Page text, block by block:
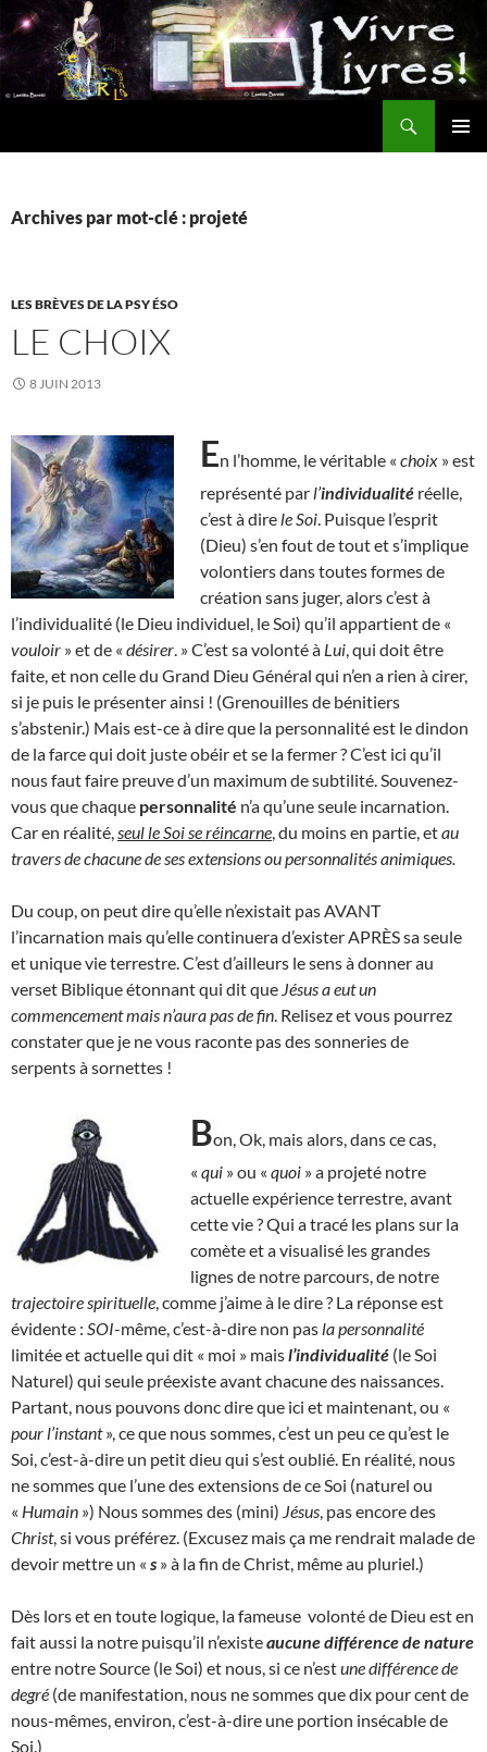
Aller
au
contenu
Archives par mot-clé : projeté
LES BRÈVES DE LA PSY ÉSO
LE CHOIX
8 JUIN 2013
En l’homme, le véritable « choix » est
représenté par l’individualité réelle,
c’est à dire le Soi . Puisque l’esprit
(Dieu) s’en fout de tout et s’implique
volontiers dans toutes formes de
création sans juger, alors c’est à
l’individualité (le Dieu individuel, le Soi) qu’il appartient de «
vouloir » et de « désirer . » C’est sa volonté à Lui , qui doit être
faite, et non celle du Grand Dieu Général qui n’en a rien à cirer,
si je puis le présenter ainsi ! (Grenouilles de bénitiers
s’abstenir.) Mais est-ce à dire que la personnalité est le dindon
de la farce qui doit juste obéir et se la fermer ? C’est ici qu’il
nous faut faire preuve d’un maximum de subtilité. Souvenez-
vous que chaque personnalité n’a qu’une seule incarnation.
Car en réalité, seul le Soi se réincarne , du moins en partie, etau
travers de chacune de ses extensions ou personnalités animiques.
Du coup, on peut dire qu’elle n’existait pas AVANT
l’incarnation mais qu’elle continuera d’exister APRÈS sa seule
et unique vie terrestre. C’est d’ailleurs le sens à donner au
verset Biblique étonnant qui dit que Jésus a eut un
commencement mais n’aura pas de fin . Relisez et vous pourrez
constater que je ne vous raconte pas des sonneries de
serpents à sornettes !
Bon, Ok, mais alors, dans ce cas,
« qui » ou « quoi » a projeté notre
actuelle expérience terrestre, avant
cette vie ? Qui a tracé les plans sur la
comète et a visualisé les grandes
lignes de notre parcours, de notre
trajectoire spirituelle , comme j’aime à le dire ? La réponse est
évidente : SOI-même, c’est-à-dire non pas la personnalité
limitée et actuelle qui dit « moi » maisl’individualité (le Soi
Naturel) qui seule préexiste avant chacune des naissances.
Partant, nous pouvons donc dire que ici et maintenant, ou «
pour l’instant», ce que nous sommes, c’est un peu ce qu’est le
Soi, c’est-à-dire un petit dieu qui s’est oublié. En réalité, nous
ne sommes que l’une des extensions de ce Soi (naturel ou
« Humain ») Nous sommes des (mini) Jésus , pas encore des
Christ, si vous préférez. (Excusez mais ça me rendrait malade de
devoir mettre un « s » à la fin de Christ, même au pluriel.)
Dès lors et en toute logique, la fameuse volonté de Dieu est en
fait aussi la notre puisqu’il n’existeaucune différence de nature
entre notre Source (le Soi) et nous, si ce n’estune différence de
degré (de manifestation, nous ne sommes que dix pour cent de
nous-mêmes, environ, c’est-à-dire une portion insécable de
Soi.)